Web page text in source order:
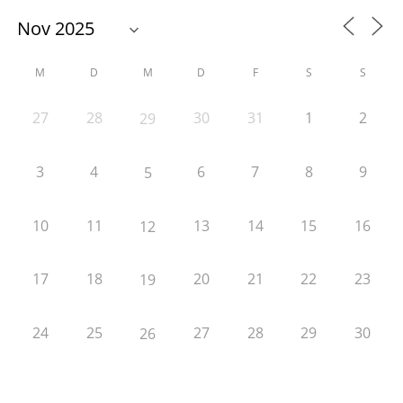
M D M D F S S
27 28 29 30 31 1 2
3 4 5 6 7 8 9
10 11 12 13 14 15 16
17 18 19 20 21 22 23
24 25 26 27 28 29 30